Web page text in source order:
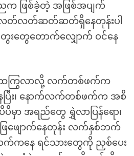
ဖြစ်ခဲ့တဲ့ အဖြစ်အပျက်
တ်လတ်ဆတ်ဆတ်ရှိနေတုန်းပါ
းတွေတောက်လျှောက် ဝင်နေ
းထကြွလာလို့ လက်တစ်ဖက်က
ြီး၊ နောက်လက်တစ်ဖက်က အစိ
မှာ အရည်တွေ ရွှဲလာပြန်ရော၊
ျောက်နေတုန်း လက်နှစ်ဘက်
ကနေ ရင်သားတွေကို ညှစ်ပေး